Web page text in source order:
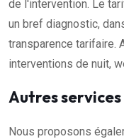
de l'intervention. Le
un bref diagnostic,
transparence tarifaire.
interventions de nuit,
Autres
Nous proposons